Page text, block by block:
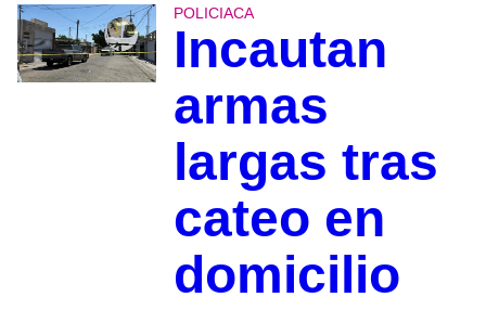
POLICIACA
Incautan
armas
largas tras
cateo en
domicilio